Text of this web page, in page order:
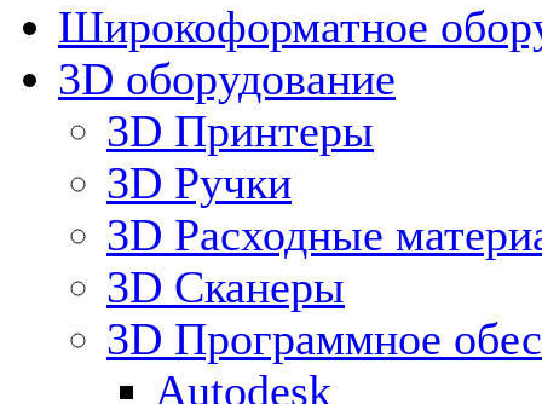
Широкоформатное
3D оборудование
3D Принтеры
3D Ручки
3D Расходные
3D Сканеры
3D Программное
Autodesk